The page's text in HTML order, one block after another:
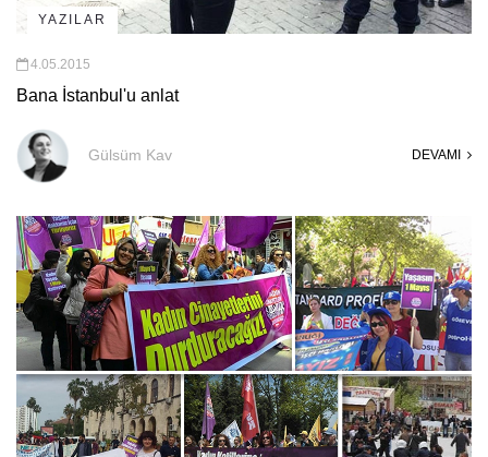
YAZILAR
4.05.2015
Bana İstanbul'u anlat
Gülsüm Kav DEVAMI